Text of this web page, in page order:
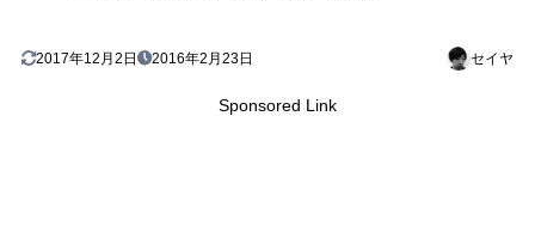
2017年12月2日 2016年2月23日 セイヤ
Sponsored Link